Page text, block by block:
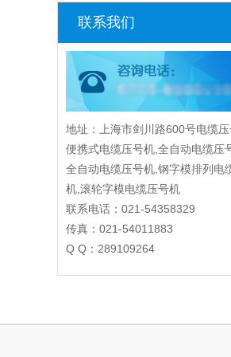
联系我们
地址：上海市剑川路600号电缆压
便携式电缆压号机,全自动电缆压
全自动电缆压号机,钢字模排列电
机,滚轮字模电缆压号机
联系电话：021-54358329
传真：021-54011883
Q Q：289109264